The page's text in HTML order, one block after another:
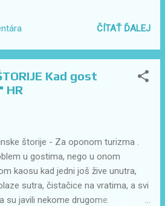
navigácia..." "Navigácia tu nikdy
Po piatich minútach sme boli na
ešte stále prepočítavala trasu.
A vieš čo? Nikdy sme sa nestratili.
ČÍTAŤ ĎALEJ
Kad gost
HR
štorije - Za oponom turizma .
u gostima, nego u onom
kaosu kad jedni još žive unutra,
sutra, čistačice na vratima, a svi
su javili nekome drugome.